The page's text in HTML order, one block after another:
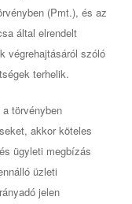
(Pmt.), és az
által elrendelt
végrehajtásáról szóló
terhelik.
törvényben
akkor köteles
ügyleti megbízás
üzleti
jelen